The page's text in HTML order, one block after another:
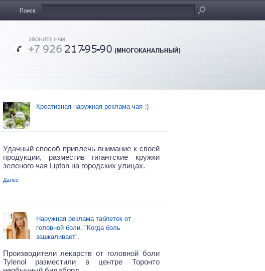
Поиск:
Креативная наружная реклама чая :)
Удачный способ привлечь внимание к своей
продукции, разместив гигантские кружки
зеленого чая Lipton на городских улицах.
Далее
Наружная реклама таблеток от
головной боли. "Когда боль
зашкаливает".
Производители лекарств от головной боли
Tylenol разместили в центре Торонто